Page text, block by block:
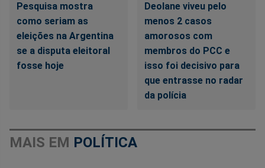
Pesquisa mostra
como seriam as
eleições na Argentina
se a disputa eleitoral
fosse hoje
Deolane viveu pelo
menos 2 casos
amorosos com
membros do PCC e
isso foi decisivo para
que entrasse no radar
da polícia
MAIS EM POLÍTICA